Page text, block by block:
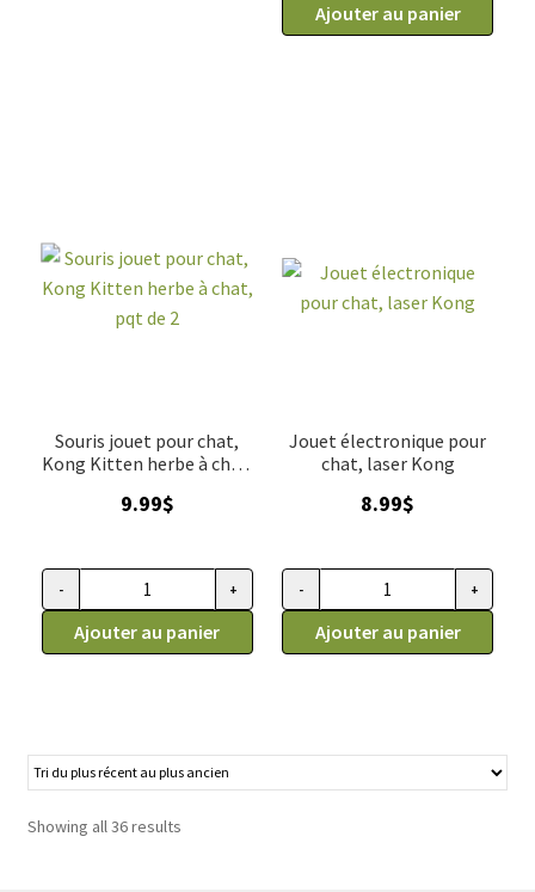
Ajouter au panier
Souris jouet pour chat,
Kong Kitten herbe à chat,
9.99$
quantité de Souris jouet pour chat, Kong Kitten herbe à
- +
Ajouter au panier
Jouet électronique pour
chat, laser Kong
8.99$
quantité de Jouet
- +
Ajouter au panier
Showing all 36 results